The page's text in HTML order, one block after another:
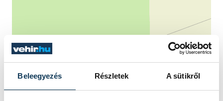
Beleegyezés Részletek A sütikről